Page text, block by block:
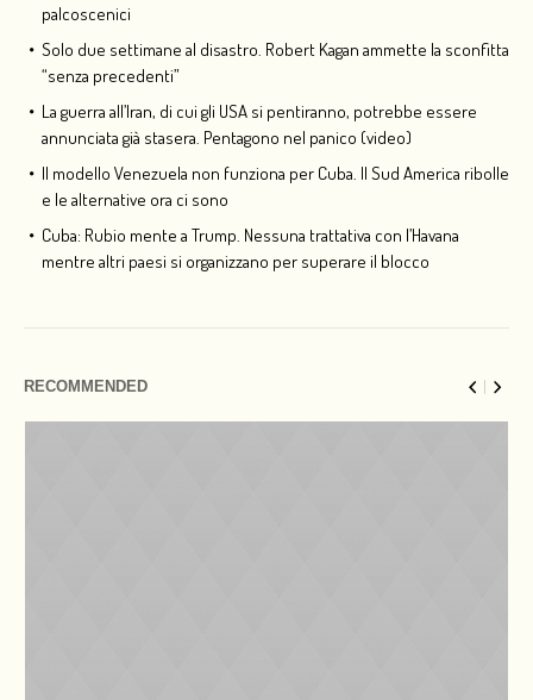
palcoscenici
Solo due settimane al disastro. Robert Kagan ammette la sconfitta
“senza precedenti”
La guerra all’Iran, di cui gli USA si pentiranno, potrebbe essere
annunciata già stasera. Pentagono nel panico (video)
Il modello Venezuela non funziona per Cuba. Il Sud America ribolle
e le alternative ora ci sono
Cuba: Rubio mente a Trump. Nessuna trattativa con l’Havana
mentre altri paesi si organizzano per superare il blocco
RECOMMENDED